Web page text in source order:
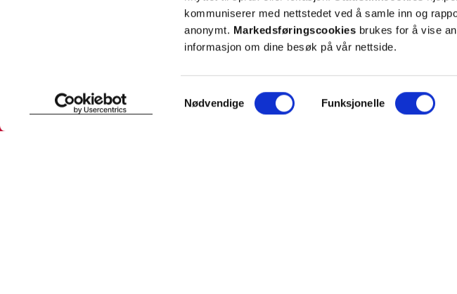
kommuniserer med nettstedet ved å samle inn og
anonymt. Markedsføringscookies brukes for å vise
informasjon om dine besøk på vår nettside.
Nødvendige Funksjonelle
Min profil
Om Farmasiet.no